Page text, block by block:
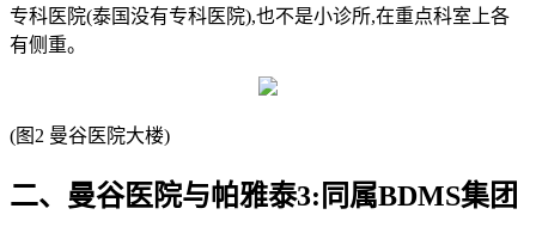
专科医院(泰国没有专科医院),也不是小诊所,在重点科室上各
有侧重。
(图2 曼谷医院大楼)
二、曼谷医院与帕雅泰3:同属BDMS集团